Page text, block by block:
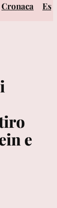
Cronaca
e